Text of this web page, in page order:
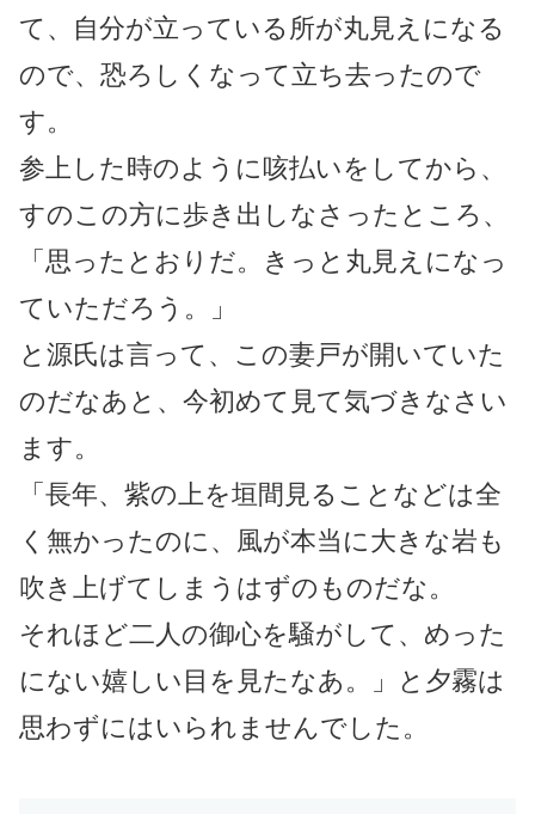
て、自分が立っている所が丸見えになる
ので、恐ろしくなって立ち去ったので
す。
参上した時のように咳払いをしてから、
すのこの方に歩き出しなさったところ、
「思ったとおりだ。きっと丸見えになっ
ていただろう。」
と源氏は言って、この妻戸が開いていた
のだなあと、今初めて見て気づきなさい
ます。
「長年、紫の上を垣間見ることなどは全
く無かったのに、風が本当に大きな岩も
吹き上げてしまうはずのものだな。
それほど二人の御心を騒がして、めった
にない嬉しい目を見たなあ。」と夕霧は
思わずにはいられませんでした。